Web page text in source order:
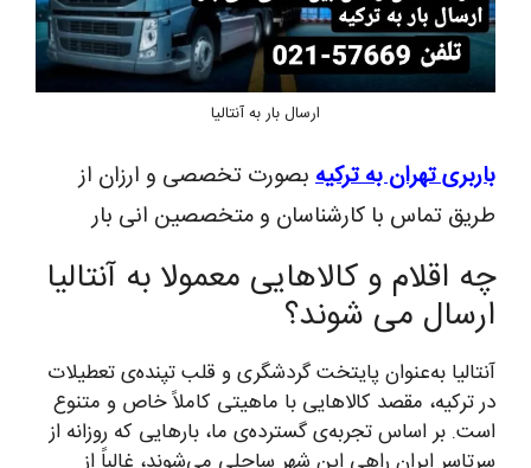
ارسال بار به آنتالیا
باربری تهران به ترکیه بصورت تخصصی و ارزان از
طریق تماس با کارشناسان و متخصصین انی بار
چه اقلام و کالاهایی معمولا به آنتالیا
ارسال می شوند؟
آنتالیا به‌عنوان پایتخت گردشگری و قلب تپنده‌ی تعطیلات
در ترکیه، مقصد کالاهایی با ماهیتی کاملاً خاص و متنوع
است. بر اساس تجربه‌ی گسترده‌ی ما، بارهایی که روزانه از